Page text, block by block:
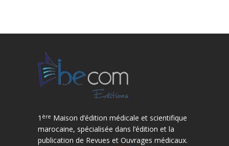
1 ère Maison d’édition médicale et scientifique
marocaine, spécialisée dans l’édition et la
publication de Revues et Ouvrages médicaux.